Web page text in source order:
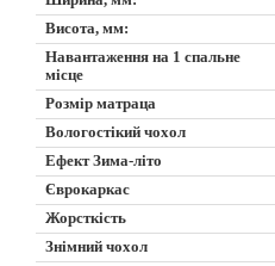
Висота, мм:
Навантаження на 1 спальне
місце
Розмір матраца
Вологостікий чохол
Ефект Зима-літо
Єврокаркас
Жорсткість
Знімний чохол